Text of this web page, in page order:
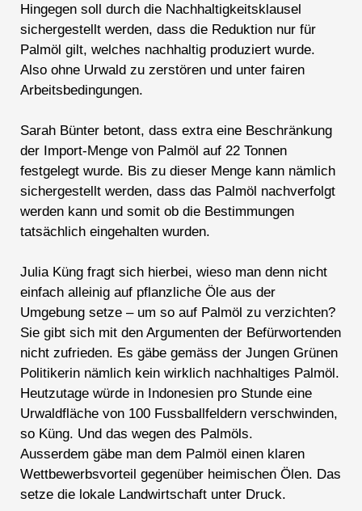
Hingegen soll durch die Nachhaltigkeitsklausel
sichergestellt werden, dass die Reduktion nur für
Palmöl gilt, welches nachhaltig produziert wurde.
Also ohne Urwald zu zerstören und unter fairen
Arbeitsbedingungen.
Sarah Bünter betont, dass extra eine Beschränkung
der Import-Menge von Palmöl auf 22 Tonnen
festgelegt wurde. Bis zu dieser Menge kann nämlich
sichergestellt werden, dass das Palmöl nachverfolgt
werden kann und somit ob die Bestimmungen
tatsächlich eingehalten wurden.
Julia Küng fragt sich hierbei, wieso man denn nicht
einfach alleinig auf pflanzliche Öle aus der
Umgebung setze – um so auf Palmöl zu verzichten?
Sie gibt sich mit den Argumenten der Befürwortenden
nicht zufrieden. Es gäbe gemäss der Jungen Grünen
Politikerin nämlich kein wirklich nachhaltiges Palmöl.
Heutzutage würde in Indonesien pro Stunde eine
Urwaldfläche von 100 Fussballfeldern verschwinden,
so Küng. Und das wegen des Palmöls.
Ausserdem gäbe man dem Palmöl einen klaren
Wettbewerbsvorteil gegenüber heimischen Ölen. Das
setze die lokale Landwirtschaft unter Druck.